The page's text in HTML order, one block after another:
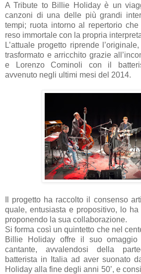
A Tribute to Billie Holiday è un
canzoni di una delle più grandi
tempi; ruota intorno al repertorio
reso immortale con la propria
L’attuale progetto riprende
trasformato e arricchito grazie
e Lorenzo Cominoli con il
avvenuto negli ultimi mesi del 2014.
Il progetto ha raccolto il consenso
quale, entusiasta e propositivo, lo
proponendo la sua collaborazione.
Si forma così un quintetto che nel
Billie Holiday offre il suo
cantante, avvalendosi della
batterista in Italia ad aver suonato
Holiday alla fine degli anni 50’, e